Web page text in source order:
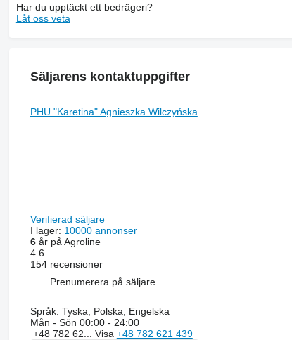
Har du upptäckt ett bedrägeri?
Låt oss veta
Säljarens kontaktuppgifter
PHU "Karetina" Agnieszka Wilczyńska
Verifierad säljare
I lager: 10000 annonser
6år på Agroline
4.6
154 recensioner
Prenumerera på säljare
Språk: Tyska, Polska, Engelska
Mån - Sön 00:00 - 24:00
+48 782 62... Visa +48 782 621 439